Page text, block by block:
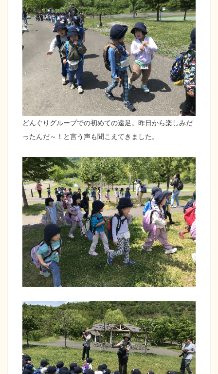
どんぐりグループでの初めての遠足。昨日から楽しみだ
ったんだ～！と言う声も聞こえてきました。